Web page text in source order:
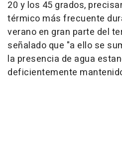
20 y los 45 grados,
térmico más frecuente
verano en gran parte del
señalado que "a ello se
la presencia de agua
deficientemente